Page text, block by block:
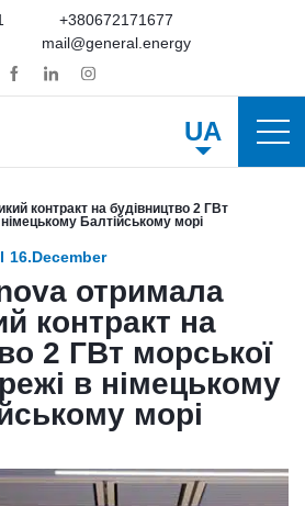
+380672171677
mail@general.energy
UA
контракт на будівництво 2 ГВт
Балтійському морі
16.December
отримала
контракт на
2 ГВт морської
в німецькому
морі